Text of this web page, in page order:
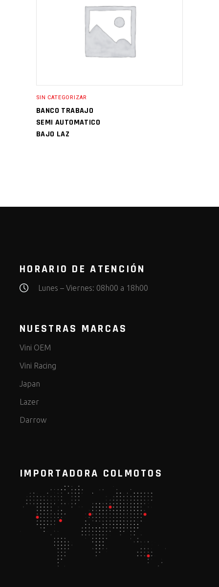
SIN CATEGORIZAR
BANCO TRABAJO
SEMI AUTOMATICO
BAJO LAZ
HORARIO DE ATENCIÓN
Lunes – Viernes: 08h00 a 18h00
NUESTRAS MARCAS
Vini OEM
Vini Racing
Japan
Lazer
Darrow
IMPORTADORA COLMOTOS